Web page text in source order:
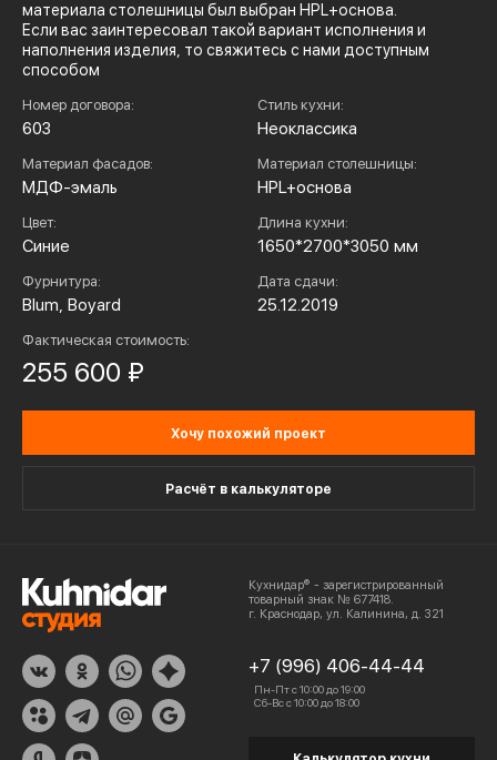
материала столешницы был выбран HPL+основа.
Если вас заинтересовал такой вариант исполнения и
наполнения изделия, то свяжитесь с нами доступным
способом
Номер договора:
603
Стиль кухни:
Неоклассика
Материал фасадов:
МДФ-эмаль
Материал столешницы:
HPL+основа
Цвет:
Синие
Длина кухни:
1650*2700*3050 мм
Фурнитура:
Blum, Boyard
Дата сдачи:
25.12.2019
Фактическая стоимость:
255 600 ₽
Хочу похожий проект
Расчёт в калькуляторе
Кухнидар® - зарегистрированный
товарный знак № 677418.
г. Краснодар, ул. Калинина, д. 321
+7 (996) 406-44-44
Пн-Пт с 10:00 до 19:00
Сб-Вс с 10:00 до 18:00